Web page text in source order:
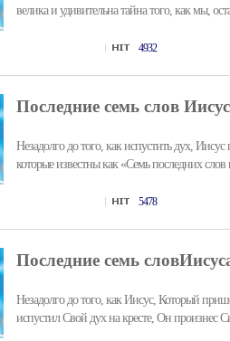
велика и удивительна тайна того, как мы,
4932
Последние семь слов
Незадолго до того, как испустить дух,
которые известны как «Семь последних слов
5478
Последние семь
Незадолго до того, как Иисус, Который
испустил Свой дух на кресте, Он произнес